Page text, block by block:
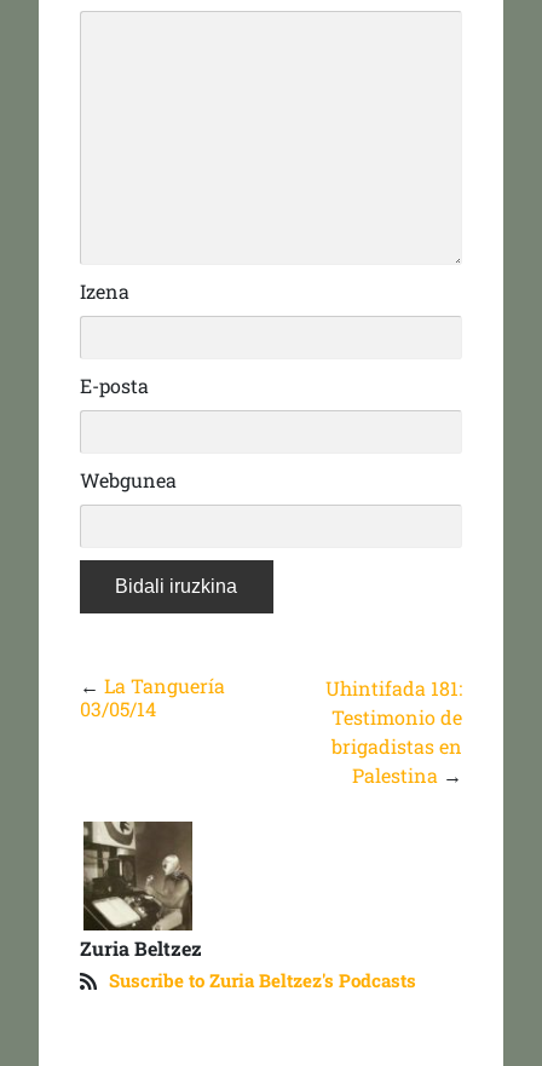
Izena
E-posta
Webgunea
← La Tanguería
03/05/14
Uhintifada 181:
Testimonio de
brigadistas en
Palestina →
Zuria Beltzez
Suscribe to Zuria Beltzez's Podcasts